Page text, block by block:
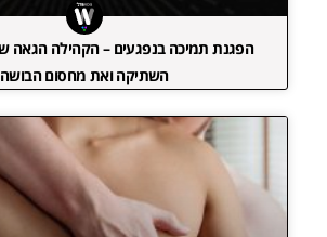
הפגנת תמיכה בנפגעים – הקהילה הגאה
השתיקה ואת מחסום הבושה